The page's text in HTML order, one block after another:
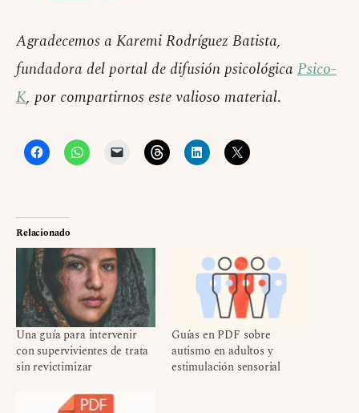
Agradecemos a Karemi Rodríguez Batista,
fundadora del portal de difusión psicológica Psico-
K, por compartirnos este valioso material.
Relacionado
Una guía para intervenir
con supervivientes de trata
sin revictimizar
Guías en PDF sobre
autismo en adultos y
estimulación sensorial